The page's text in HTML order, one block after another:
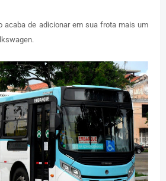
acaba de adicionar em sua frota mais um